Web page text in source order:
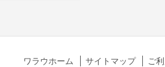
ワラウホーム サイトマップ ご